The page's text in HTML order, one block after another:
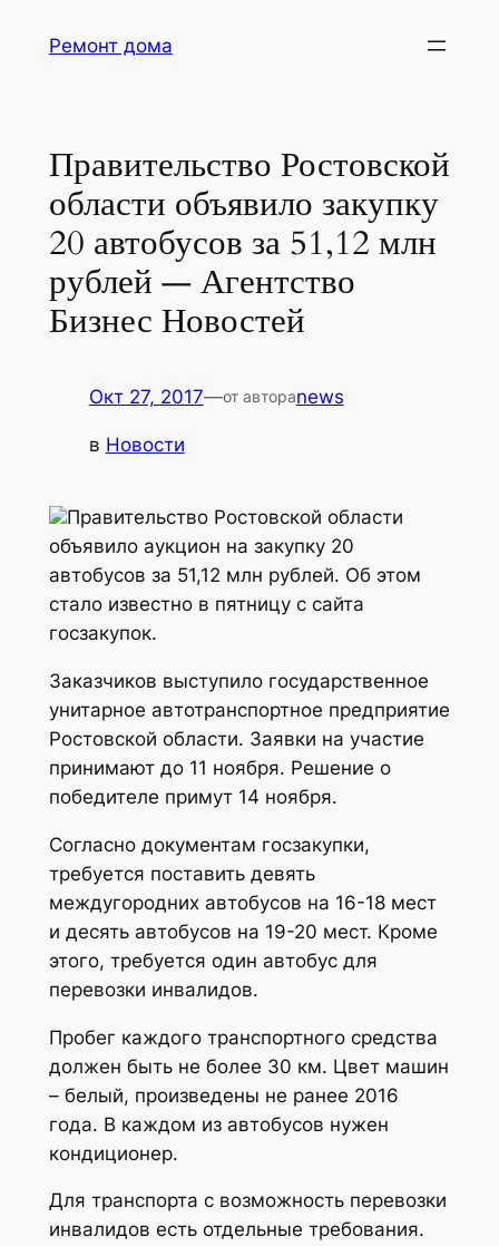
Ремонт дома
Правительство Ростовской
области объявило закупку
20 автобусов за 51,12 млн
рублей — Агентство
Бизнес Новостей
Окт 27, 2017—от автораnews
в Новости
Правительство Ростовской области
объявило аукцион на закупку 20
автобусов за 51,12 млн рублей. Об этом
стало известно в пятницу с сайта
госзакупок.
Заказчиков выступило государственное
унитарное автотранспортное предприятие
Ростовской области. Заявки на участие
принимают до 11 ноября. Решение о
победителе примут 14 ноября.
Согласно документам госзакупки,
требуется поставить девять
междугородних автобусов на 16-18 мест
и десять автобусов на 19-20 мест. Кроме
этого, требуется один автобус для
перевозки инвалидов.
Пробег каждого транспортного средства
должен быть не более 30 км. Цвет машин
– белый, произведены не ранее 2016
года. В каждом из автобусов нужен
кондиционер.
Для транспорта с возможность перевозки
инвалидов есть отдельные требования.